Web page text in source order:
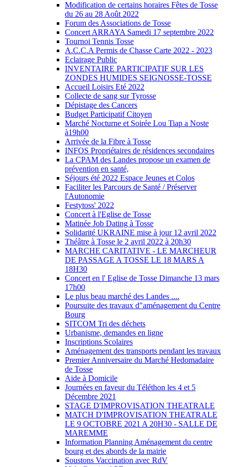
Modification de certains horaires Fêtes de Tosse
du 26 au 28 Août 2022
Forum des Associations de Tosse
Concert ARRAYA Samedi 17 septembre 2022
Tournoi Tennis Tosse
A.C.C.A Permis de Chasse Carte 2022 - 2023
Eclairage Public
INVENTAIRE PARTICIPATIF SUR LES
ZONDES HUMIDES SEIGNOSSE-TOSSE
Accueil Loisirs Eté 2022
Collecte de sang sur Tyrosse
Dépistage des Cancers
Budget Participatif Citoyen
Marché Nocturne et Soirée Lou Tiap a Noste
à19h00
Arrivée de la Fibre à Tosse
INFOS Propriétaires de résidences secondaires
La CPAM des Landes propose un examen de
prévention en santé,
Séjours été 2022 Espace Jeunes et Colos
Faciliter les Parcours de Santé / Préserver
l'Autonomie
Festytoss' 2022
Concert à l'Eglise de Tosse
Matinée Job Dating à Tosse
Solidarité UKRAINE mise à jour 12 avril 2022
Théâtre à Tosse le 2 avril 2022 à 20h30
MARCHE CARITATIVE - LE MARCHEUR
DE PASSAGE A TOSSE LE 18 MARS A
18H30
Concert en l' Eglise de Tosse Dimanche 13 mars
17h00
Le plus beau marché des Landes ....
Poursuite des travaux d"aménagement du Centre
Bourg
SITCOM Tri des déchets
Urbanisme, demandes en ligne
Inscriptions Scolaires
Aménagement des transports pendant les travaux
Premier Anniversaire du Marché Hedomadaire
de Tosse
Aide à Domicile
Journées en faveur du Téléthon les 4 et 5
Décembre 2021
STAGE D'IMPROVISATION THEATRALE
MATCH D'IMPROVISATION THEATRALE
LE 9 OCTOBRE 2021 A 20H30 - SALLE DE
MAREMME
Information Planning Aménagement du centre
bourg et des abords de la mairie
Soustons Vaccination avec RdV